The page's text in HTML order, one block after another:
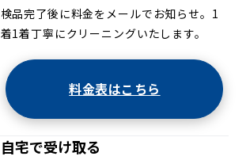
検品完了後に料金をメールでお知らせ。1
着1着丁寧にクリーニングいたします。
料金表はこちら
自宅で受け取る